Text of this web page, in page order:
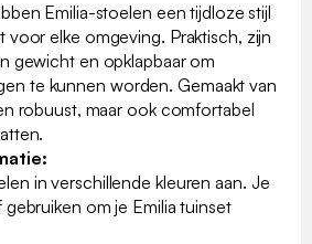
Emilia-stoelen een tijdloze stijl
voor elke omgeving. Praktisch, zijn
gewicht en opklapbaar om
te kunnen worden. Gemaakt van
robuust, maar ook comfortabel
in verschillende kleuren aan. Je
om je Emilia tuinset